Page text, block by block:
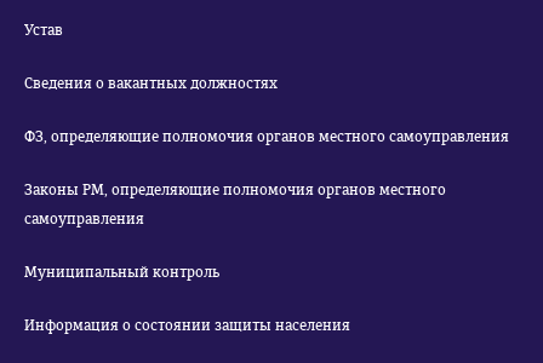
Устав
Сведения о вакантных должностях
ФЗ, определяющие полномочия органов местного самоуправления
Законы РМ, определяющие полномочия органов местного
самоуправления
Муниципальный контроль
Информация о состоянии защиты населения